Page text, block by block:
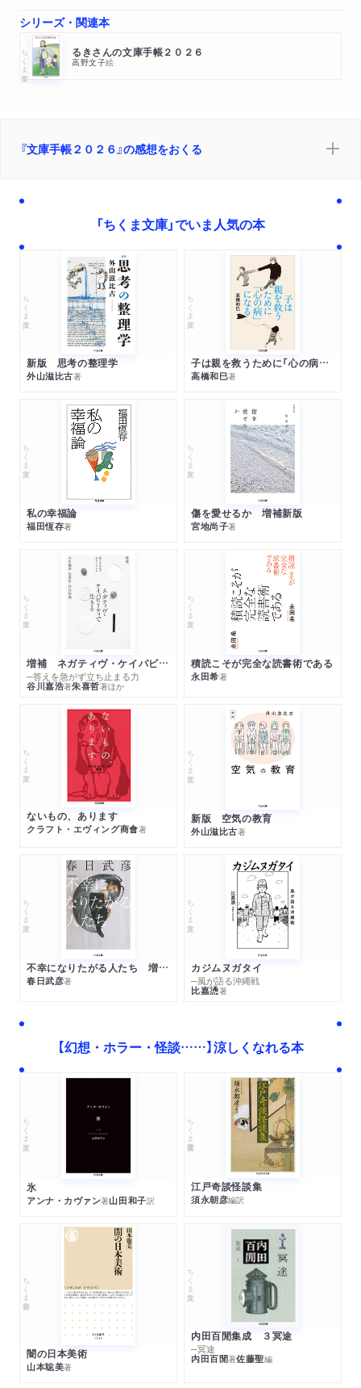
シリーズ・関連本
ちくま文庫 るきさんの文庫手帳２０２６
高野文子絵
『文庫手帳２０２６』の感想をおくる
「ちくま文庫」でいま人気の本
ちくま文庫
新版 思考の整理学
外山滋比古著
ちくま文庫
子は親を救うために「心の病」になる
高橋和巳著
ちくま文庫
私の幸福論
福田恆存著
ちくま文庫
傷を愛せるか 増補新版
宮地尚子著
ちくま文庫
増補 ネガティヴ・ケイパビリティで生きる
─答えを急がず立ち止まる力
谷川嘉浩著朱喜哲著ほか
ちくま文庫
積読こそが完全な読書術である
永田希著
ちくま文庫
ないもの、あります
クラフト・エヴィング商會著
ちくま文庫
新版 空気の教育
外山滋比古著
ちくま文庫
不幸になりたがる人たち 増補新版
春日武彦著
ちくま文庫
カジムヌガタイ
─風が語る沖縄戦
比嘉慂著
【幻想・ホラー・怪談……】涼しくなれる本
ちくま文庫
氷
アンナ・カヴァン著山田和子訳
ちくま学芸文庫
江戸奇談怪談集
須永朝彦編訳
ちくま新書
闇の日本美術
山本聡美著
ちくま文庫
内田百閒集成 ３冥途
─冥途
内田百閒著佐藤聖編